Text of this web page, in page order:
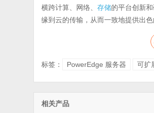
横跨计算、网络、存储的平台创新
缘到云的传输，从而一致地提供出
标签： PowerEdge 服务器 可扩
相关产品